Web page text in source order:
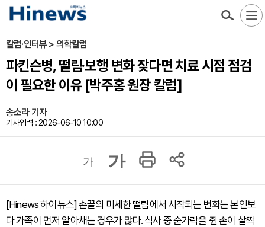
칼럼·인터뷰 > 의학칼럼
파킨슨병, 떨림·보행 변화 잦다면 치료 시점 점검
이 필요한 이유 [박주홍 원장 칼럼]
송소라 기자
기사입력 : 2026-06-10 10:00
가 가
[Hinews 하이뉴스] 손끝의 미세한 떨림에서 시작되는 변화는 본인보
다 가족이 먼저 알아채는 경우가 많다. 식사 중 숟가락을 쥔 손이 살짝